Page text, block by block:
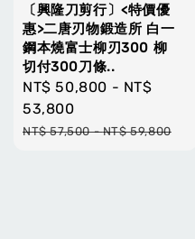
〔興隆刀剪行〕<特價優
惠>二唐刃物鍛造所 白一
鋼本燒富士柳刃300 柳
切付300刀條..
Sale
price
NT$ 50,800 - NT$
53,800
Regular
NT$ 57,500-NT$ 59,800